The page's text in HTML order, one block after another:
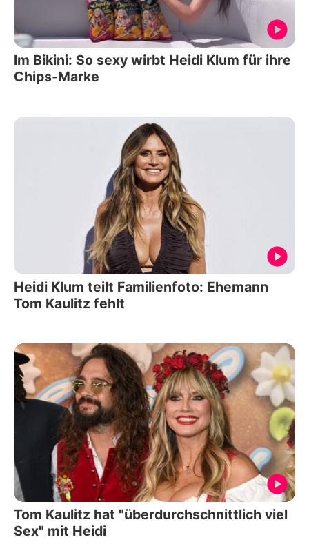
Im Bikini: So sexy wirbt Heidi Klum für ihre
Chips-Marke
Heidi Klum teilt Familienfoto: Ehemann
Tom Kaulitz fehlt
Tom Kaulitz hat "überdurchschnittlich viel
Sex" mit Heidi